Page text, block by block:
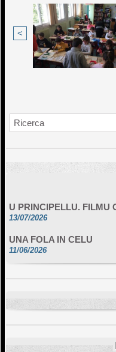
<
13/07/2026
11/06/2026
DA SCIMULÌ
L'ESSENZIALE CHÌ GHJÈ
10/06/2026